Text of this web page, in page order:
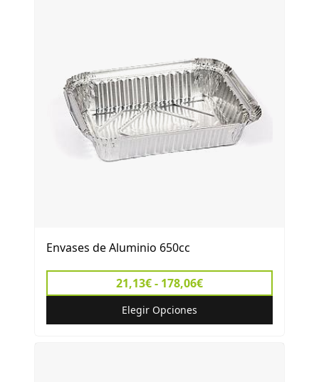
Envases de Aluminio 650cc
21,13€ - 178,06€
Elegir Opciones